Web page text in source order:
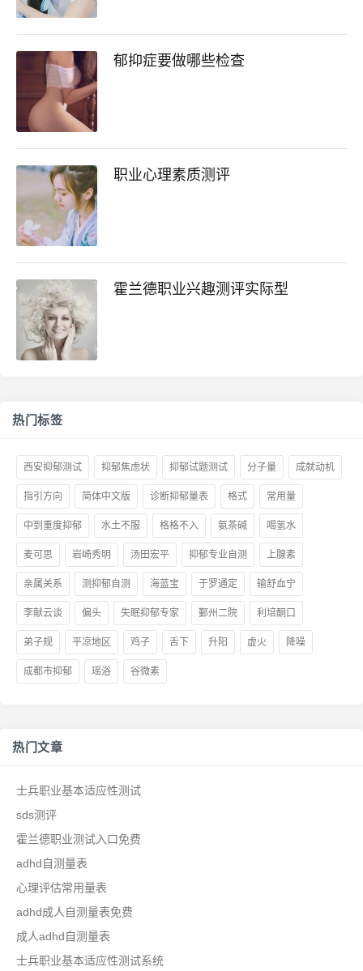
郁抑症要做哪些检查
职业心理素质测评
霍兰德职业兴趣测评实际型
热门标签
西安抑郁测试 抑郁焦虑状 抑郁试题测试 分子量 成就动机
指引方向 简体中文版 诊断抑郁量表 格式 常用量
中到重度抑郁 水土不服 格格不入 氨茶碱 喝氢水
麦可思 岩崎秀明 汤田宏平 抑郁专业自测 上腺素
亲属关系 测抑郁自测 海蓝宝 于罗通定 输舒血宁
李献云谈 偏头 失眠抑郁专家 鄞州二院 利培酮口
弟子规 平凉地区 鸡子 舌下 升阳 虚火 降噪
成都市抑郁 瑶浴 谷微素
热门文章
士兵职业基本适应性测试
sds测评
霍兰德职业测试入口免费
adhd自测量表
心理评估常用量表
adhd成人自测量表免费
成人adhd自测量表
士兵职业基本适应性测试系统